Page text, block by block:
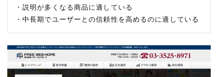
・説明が多くなる商品に適している